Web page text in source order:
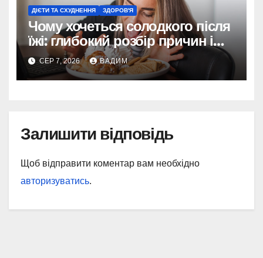
ДІЄТИ ТА СХУДНЕННЯ ЗДОРОВ'Я
Чому хочеться солодкого після
їжі: глибокий розбір причин і
способів контролювати потяг
СЕР 7, 2026 ВАДИМ
Залишити відповідь
Щоб відправити коментар вам необхідно
авторизуватись.